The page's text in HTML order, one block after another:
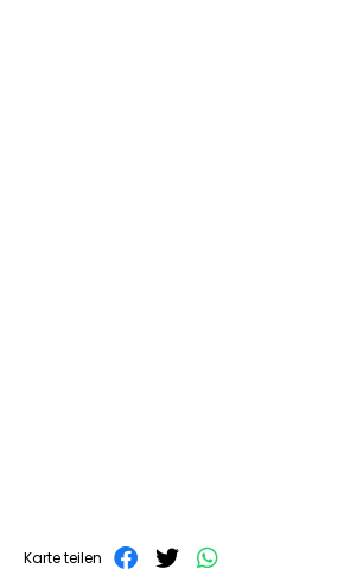
Karte teilen